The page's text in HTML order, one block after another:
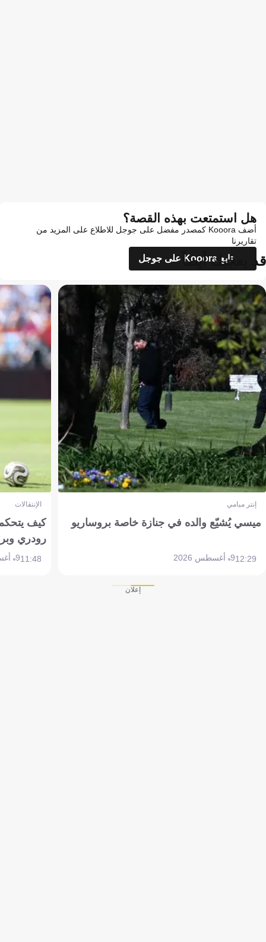
هل استمتعت بهذه القصة؟
أضف Kooora كمصدر مفضل على جوجل للاطلاع على المزيد من
تقاريرنا
تابع Kooora على جوجل
قد يعجبك أيضاً
إنتر ميامي
ميسي يُشيّع والده في جنازة خاصة بروساريو
12:299 أغسطس 2026
الإنتقالات
كيف
رودري
11:489 أغسطس 2026
إعلان